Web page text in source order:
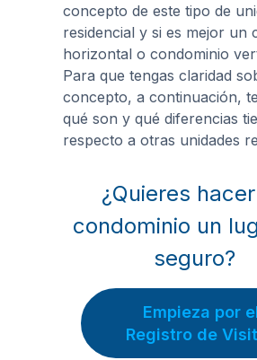
concepto de este tipo de
residencial y si es mejor un
horizontal o condominio
Para que tengas claridad
concepto, a continuación,
qué son y qué diferencias
respecto a otras unidades
¿Quieres
condominio un
seguro?
Empieza por
Registro de